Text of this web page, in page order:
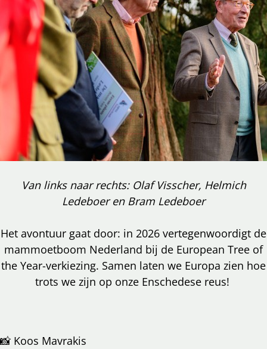
Van links naar rechts: Olaf Visscher, Helmich
Ledeboer en Bram Ledeboer
Het avontuur gaat door: in 2026 vertegenwoordigt de
mammoetboom Nederland bij de European Tree of
the Year-verkiezing. Samen laten we Europa zien hoe
trots we zijn op onze Enschedese reus!
📸 Koos Mavrakis